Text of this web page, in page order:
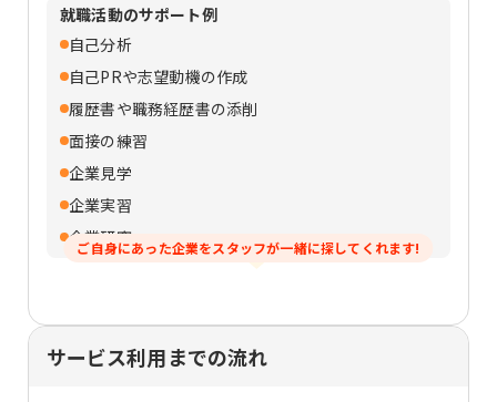
就職活動のサポート例
自己分析
自己PRや志望動機の作成
履歴書や職務経歴書の添削
面接の練習
企業見学
企業実習
企業研究
ご自身にあった企業をスタッフが一緒に探してくれます!
サービス利用までの流れ